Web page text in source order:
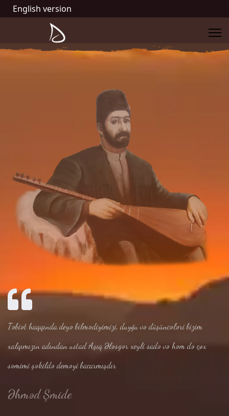
English version
Təbiət haqqında deyə bilmədiyimizi, duyğu və düşüncələri bizim
xalqımızın adından ustad Aşıq Ələsgər xeyli sadə və həm də çox
səmimi şəkildə deməyi bacarmışdır
Əhməd Şmide